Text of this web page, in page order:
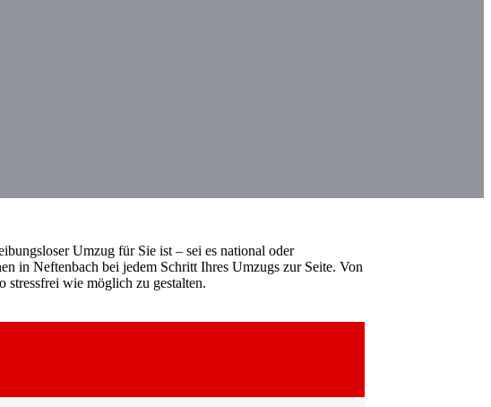
Umzug für Sie ist – sei es national oder
in Neftenbach bei jedem Schritt Ihres Umzugs zur Seite. Von
stressfrei wie möglich zu gestalten.